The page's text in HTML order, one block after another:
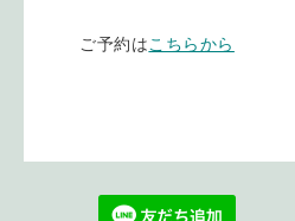
ご予約はこちらから